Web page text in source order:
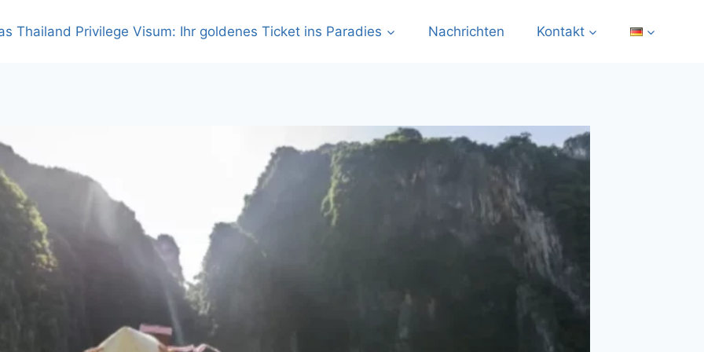
Thailand Privilege Visum: Ihr goldenes Ticket ins Paradies Nachrichten Kontakt